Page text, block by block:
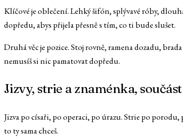
Klíčové je oblečení. Lehký šifón, splývavé róby,
dopředu, abys přijela přesně s tím, co ti bude slušet.
Druhá věc je pozice. Stoj rovně, ramena dozadu,
nemusíš si nic pamatovat dopředu.
Jizvy, strie a znaménka,
Jizva po císaři, po operaci, po úrazu. Strie po
to ty sama chceš.